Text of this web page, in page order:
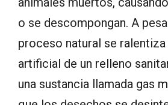
o se descompongan. A
proceso natural se
artificial de un relleno
una sustancia llamada gas